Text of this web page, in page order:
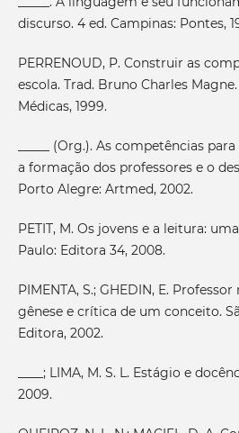
discurso. 4 ed. Campinas: Pontes,
PERRENOUD, P. Construir as
escola. Trad. Bruno Charles
Médicas, 1999.
_____ (Org.). As competências
a formação dos professores e o
Porto Alegre: Artmed, 2002.
PETIT, M. Os jovens e a leitura:
Paulo: Editora 34, 2008.
PIMENTA, S.; GHEDIN, E.
gênese e crítica de um conceito.
Editora, 2002.
____; LIMA, M. S. L. Estágio e
2009.